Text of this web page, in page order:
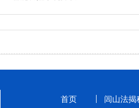
首页 闾山法揭